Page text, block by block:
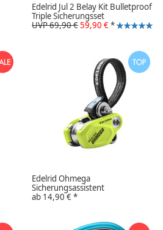
Edelrid Jul 2 Belay Kit Bulletproof
Triple Sicherungsset
UVP 69,90 €59,90 €*
Edelrid Ohmega
Sicherungsassistent
ab 14,90 €*